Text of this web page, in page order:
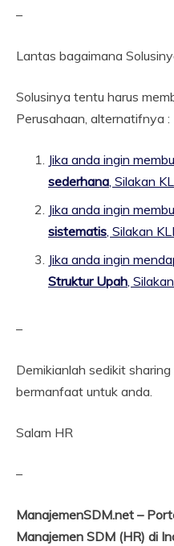
–
Lantas bagaimana
Solusinya tentu harus
Perusahaan, alternatifnya :
Jika anda ingin
sederhana, Silakan
Jika anda ingin
sistematis, Silakan
Jika anda ingin
Struktur Upah,
–
Demikianlah sedikit
bermanfaat untuk anda.
Salam HR
–
ManajemenSDM.net –
Manajemen SDM (HR) di